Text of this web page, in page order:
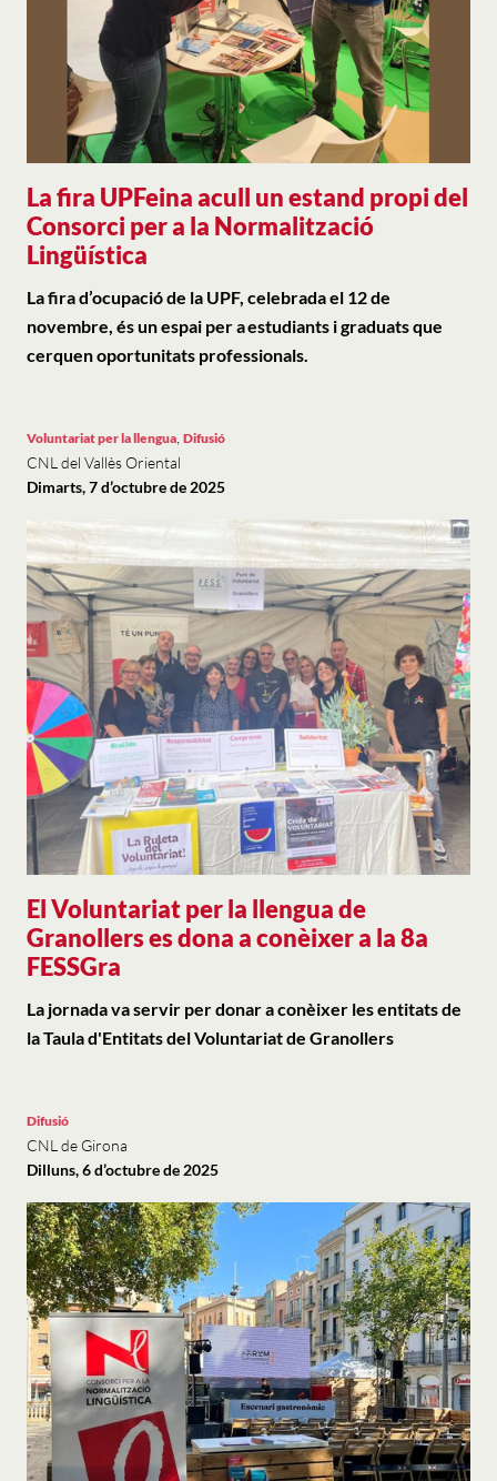
La fira UPFeina acull un estand propi del
Consorci per a la Normalització
Lingüística
La fira d’ocupació de la UPF, celebrada el 12 de
novembre, és un espai per a estudiants i graduats que
cerquen oportunitats professionals.
El Voluntariat per la llengua de
Granollers es dona a conèixer a la 8a
FESSGra
Voluntariat per la llengua, Difusió
CNL del Vallès Oriental
Dimarts, 7 d’octubre de 2025
La jornada va servir per donar a conèixer les entitats de
la Taula d'Entitats del Voluntariat de Granollers
Difusió
CNL de Girona
Dilluns, 6 d’octubre de 2025